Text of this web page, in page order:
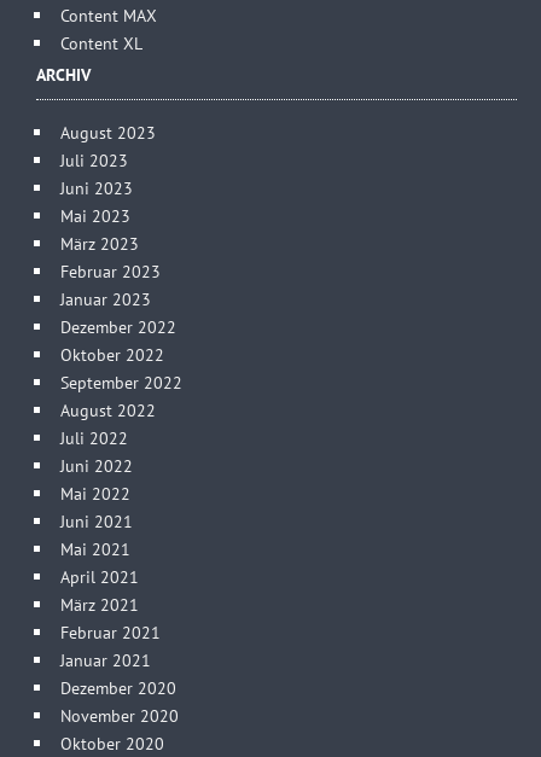
Content MAX
Content XL
ARCHIV
August 2023
Juli 2023
Juni 2023
Mai 2023
März 2023
Februar 2023
Januar 2023
Dezember 2022
Oktober 2022
September 2022
August 2022
Juli 2022
Juni 2022
Mai 2022
Juni 2021
Mai 2021
April 2021
März 2021
Februar 2021
Januar 2021
Dezember 2020
November 2020
Oktober 2020